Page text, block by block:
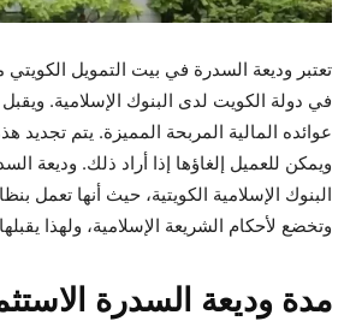
تعتبر وديعة السدرة في بيت التمويل الكويتي
في دولة الكويت لدى البنوك الإسلامية.
عوائده المالية المربحة المميزة. يتم تجديد
ويمكن للعميل إلغاؤها إذا أراد ذلك. وديعة
البنوك الإسلامية الكويتية، حيث أنها تعمل
وتخضع لأحكام الشريعة الإسلامية، ولهذا
مدة وديعة السدرة